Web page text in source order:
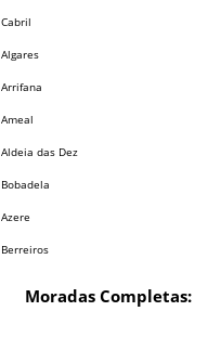
Cabril
Algares
Arrifana
Ameal
Aldeia das Dez
Bobadela
Azere
Berreiros
Moradas Completas: